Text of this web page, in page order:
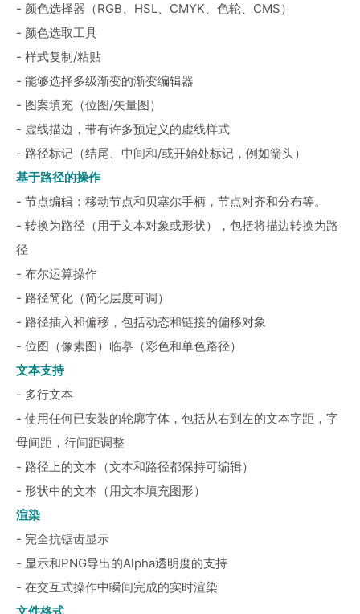
- 颜色选择器（RGB、HSL、CMYK、色轮、CMS）
- 颜色选取工具
- 样式复制/粘贴
- 能够选择多级渐变的渐变编辑器
- 图案填充（位图/矢量图）
- 虚线描边，带有许多预定义的虚线样式
- 路径标记（结尾、中间和/或开始处标记，例如箭头）
基于路径的操作
- 节点编辑：移动节点和贝塞尔手柄，节点对齐和分布等。
- 转换为路径（用于文本对象或形状），包括将描边转换为路
径
- 布尔运算操作
- 路径简化（简化层度可调）
- 路径插入和偏移，包括动态和链接的偏移对象
- 位图（像素图）临摹（彩色和单色路径）
文本支持
- 多行文本
- 使用任何已安装的轮廓字体，包括从右到左的文本字距，字
母间距，行间距调整
- 路径上的文本（文本和路径都保持可编辑）
- 形状中的文本（用文本填充图形）
渲染
- 完全抗锯齿显示
- 显示和PNG导出的Alpha透明度的支持
- 在交互式操作中瞬间完成的实时渲染